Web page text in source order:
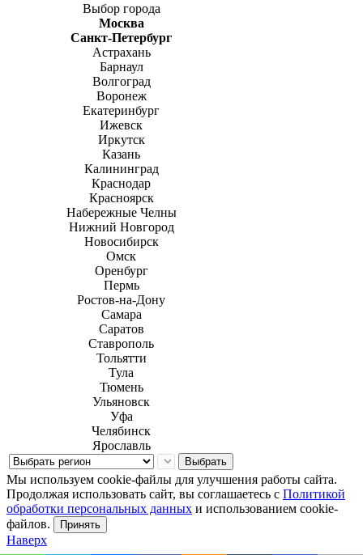
Выбор города
Москва
Санкт-Петербург
Астрахань
Барнаул
Волгоград
Воронеж
Екатеринбург
Ижевск
Иркутск
Казань
Калининград
Краснодар
Красноярск
Набережные Челны
Нижний Новгород
Новосибирск
Омск
Оренбург
Пермь
Ростов-на-Дону
Самара
Саратов
Ставрополь
Тольятти
Тула
Тюмень
Ульяновск
Уфа
Челябинск
Ярославль
Выбрать
Мы используем cookie-файлы для улучшения работы сайта.
Продолжая использовать сайт, вы соглашаетесь с Политикой
обработки персональных данных и использованием cookie-
файлов.
Принять
Наверх